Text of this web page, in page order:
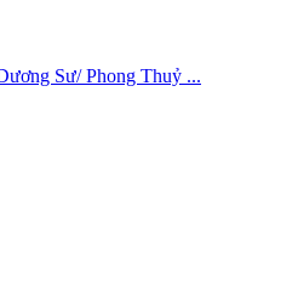
Sư/ Phong Thuỷ ...